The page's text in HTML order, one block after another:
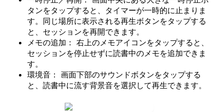
タンをタップすると、タイマーが一時的に止まりま
す。同じ場所に表示される再生ボタンをタップする
と、セッションを再開できます。
メモの追加： 右上の メモアイコンをタップすると、
セッションを停止せずに読書中のメモを追加できま
す。
環境音： 画面下部のサウンドボタンをタップする
と、読書中に流す背景音を選択して再生できます。